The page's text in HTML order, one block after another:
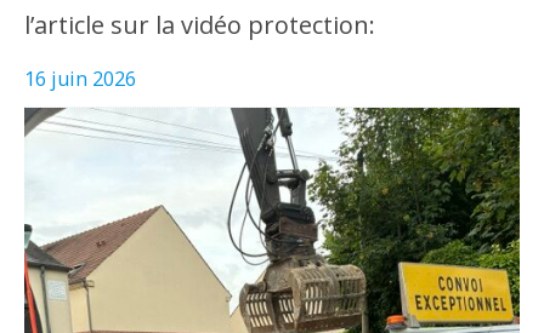
l’article sur la vidéo protection:
16 juin 2026